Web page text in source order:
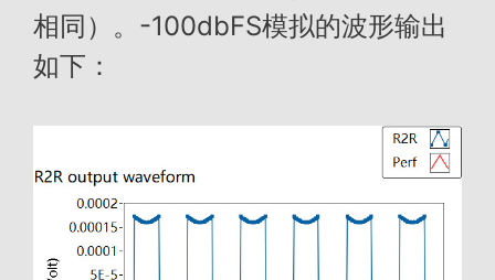
相同）。-100dbFS模拟的波形输出
如下：